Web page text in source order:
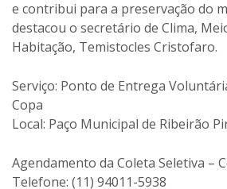
e contribui para a preservação do
destacou o secretário de Clima,
Habitação, Temistocles Cristofaro.
Serviço: Ponto de Entrega
Copa
Local: Paço Municipal de Ribeirão
Agendamento da Coleta Seletiva –
Telefone: (11) 94011-5938